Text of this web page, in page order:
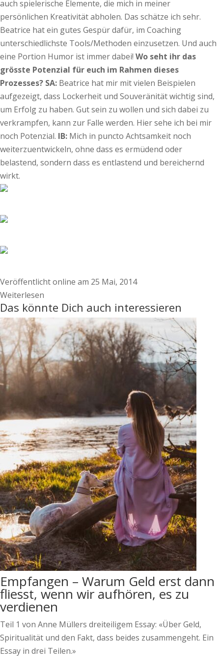
auch spielerische Elemente, die mich in meiner
persönlichen Kreativität abholen. Das schätze ich sehr.
Beatrice hat ein gutes Gespür dafür, im Coaching
unterschiedlichste Tools/Methoden einzusetzen. Und auch
eine Portion Humor ist immer dabei! Wo seht ihr das
grösste Potenzial für euch im Rahmen dieses
Prozesses? SA: Beatrice hat mir mit vielen Beispielen
aufgezeigt, dass Lockerheit und Souveränität wichtig sind,
um Erfolg zu haben. Gut sein zu wollen und sich dabei zu
verkrampfen, kann zur Falle werden. Hier sehe ich bei mir
noch Potenzial. IB: Mich in puncto Achtsamkeit noch
weiterzuentwickeln, ohne dass es ermüdend oder
belastend, sondern dass es entlastend und bereichernd
wirkt.
Veröffentlicht online am 25 Mai, 2014
Weiterlesen
Das könnte Dich auch interessieren
Empfangen – Warum Geld erst dann
fliesst, wenn wir aufhören, es zu
verdienen
Teil 1 von Anne Müllers dreiteiligem Essay: «Über Geld,
Spiritualität und den Fakt, dass beides zusammengeht. Ein
Essay in drei Teilen.»